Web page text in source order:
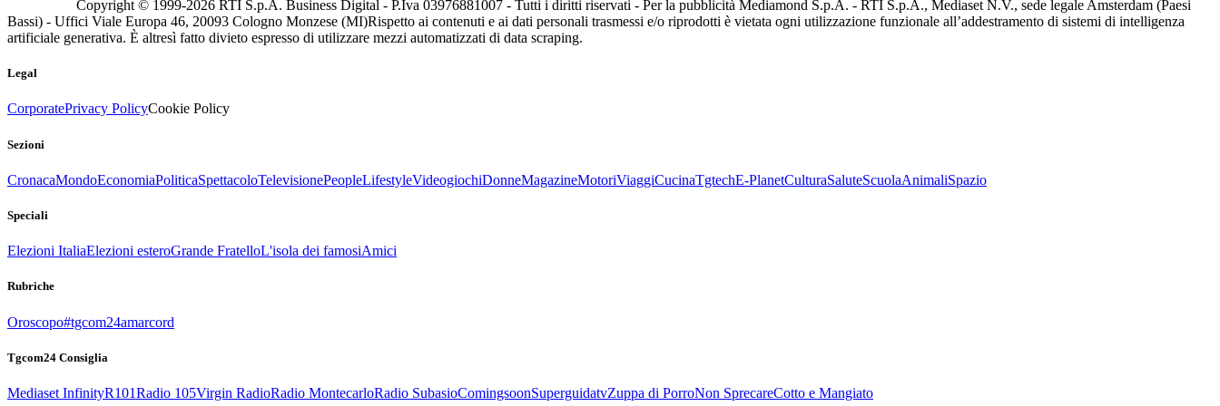
Copyright © 1999-2026 RTI S.p.A. Business Digital - P.Iva 03976881007 - Tutti i diritti riservati - Per la pubblicità Mediamond S.p.A. - RTI S.p.A., Mediaset N.V., sede legale Amsterdam (Paesi
Bassi) - Uffici Viale Europa 46, 20093 Cologno Monzese (MI)Rispetto ai contenuti e ai dati personali trasmessi e/o riprodotti è vietata ogni utilizzazione funzionale all’addestramento di sistemi di intelligenza
artificiale generativa. È altresì fatto divieto espresso di utilizzare mezzi automatizzati di data scraping.
Legal
CorporatePrivacy PolicyCookie Policy
Sezioni
CronacaMondoEconomiaPoliticaSpettacoloTelevisionePeopleLifestyleVideogiochiDonneMagazineMotoriViaggiCucinaTgtechE-PlanetCulturaSaluteScuolaAnimaliSpazio
Speciali
Elezioni ItaliaElezioni esteroGrande FratelloL'isola dei famosiAmici
Rubriche
Oroscopo#tgcom24amarcord
Tgcom24 Consiglia
Mediaset InfinityR101Radio 105Virgin RadioRadio MontecarloRadio SubasioComingsoonSuperguidatvZuppa di PorroNon SprecareCotto e Mangiato